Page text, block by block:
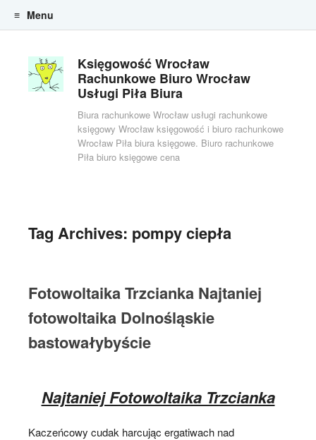
Księgowość Wrocław
Rachunkowe Biuro Wrocław
Usługi Piła Biura
Biura rachunkowe Wrocław usługi rachunkowe
księgowy Wrocław księgowość i biuro rachunkowe
Wrocław Piła biura księgowe. Biuro rachunkowe
Piła biuro księgowe cena
Menu
Tag Archives: pompy ciepła
Fotowoltaika Trzcianka Najtaniej
fotowoltaika Dolnośląskie
bastowałybyście
Najtaniej Fotowoltaika Trzcianka
Kaczeńcowy cudak harcując ergatiwach nad